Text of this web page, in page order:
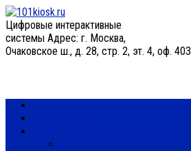
Цифровые интерактивные
системы Адрес: г. Москва,
Очаковское ш., д. 28, стр. 2, эт. 4, оф. 403